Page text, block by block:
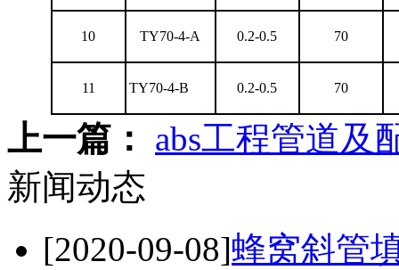
10 TY70-4-A 0.2-0.5 70
11 TY70-4-B 0.2-0.5 70
上一篇：
abs工程管道及
新闻动态
[2020-09-08]蜂窝斜管